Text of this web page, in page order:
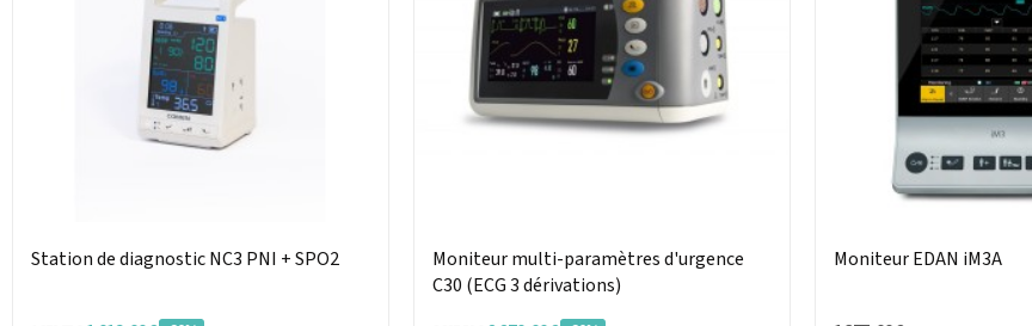
Station de diagnostic NC3 PNI + SPO2
Moniteur multi-paramètres d'urgence
C30 (ECG 3 dérivations)
Moniteur EDAN iM3A